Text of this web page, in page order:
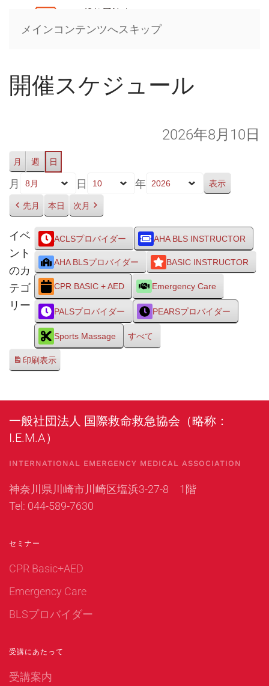
メインコンテンツへスキップ
開催スケジュール
2026年8月10日
月 週 日
月 日 年
先月 本日 次月
イベ
ント
のカ
テゴ
リー
ACLSプロバイダー AHA BLS INSTRUCTOR
AHA BLSプロバイダー BASIC INSTRUCTOR
CPR BASIC + AED Emergency Care
PALSプロバイダー PEARSプロバイダー
Sports Massage すべて
印刷表示
一般社団法人 国際救命救急協会（略称：
I.E.M.A）
INTERNATIONAL EMERGENCY MEDICAL ASSOCIATION
神奈川県川崎市川崎区塩浜3-27-8 1階
Tel: 044-589-7630
セミナー
CPR Basic+AED
Emergency Care
BLSプロバイダー
受講にあたって
受講案内